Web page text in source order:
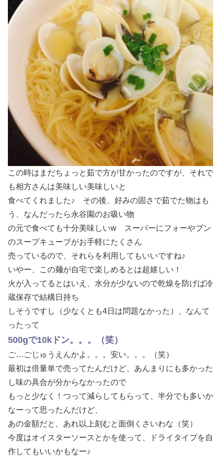
この時はまだちょっと茹で方が甘かったのですが、それで
も相方さんは美味しい美味しいと
食べてくれました♪ その後、好みの固さで茹でた物はも
う、なんだったら永谷園のお吸い物
の元で食べても十分美味しいw スーパーにフォーやブン
のスープキューブがお手軽にたくさん
売っているので、それらを利用してもいいですね♪
いやー、この麺が自宅で楽しめるとは超嬉しい！
火が入ってるとはいえ、水分が少ないので乾燥を防げば冷
蔵保存で結構日持ち
しそうですし（少なくとも4日は問題なかった）、なんて
ったって
500gで10kドン。。。（笑）
ご…ごじゅうえんかよ。。。安い。。。（笑）
最初は倍量単で売ってたんだけど、あんまりにも多かった
し味の具合が分からなかったので
もっと少なく！つって減らしてもらって、半分でも多いか
なーって思ったんだけど、
あの金額だと、あれ以上刻むと面倒くさいわな（笑）
今度はオイスターソースとかを使って、ドライタイプを自
作してもいいかもなー♪